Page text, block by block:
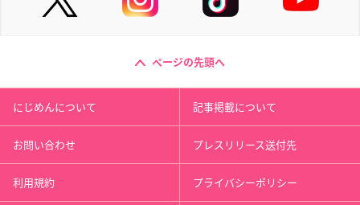
ページの先頭へ
にじめんについて 記事掲載について
お問い合わせ プレスリリース送付先
利用規約 プライバシーポリシー